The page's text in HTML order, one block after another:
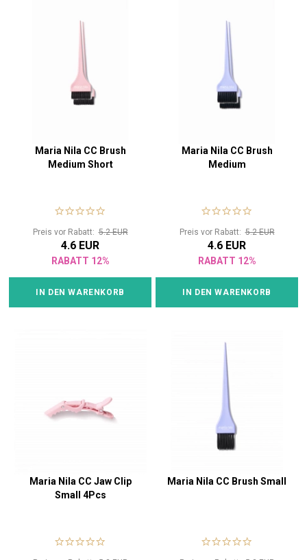
Maria Nila CC Brush
Medium Short
Preis vor Rabatt:5.2 EUR
4.6 EUR
RABATT 12%
IN DEN WARENKORB
Maria Nila CC Brush
Medium
Preis vor Rabatt:5.2 EUR
4.6 EUR
RABATT 12%
IN DEN WARENKORB
Maria Nila CC Jaw Clip
Small 4Pcs
Maria Nila CC Brush Small